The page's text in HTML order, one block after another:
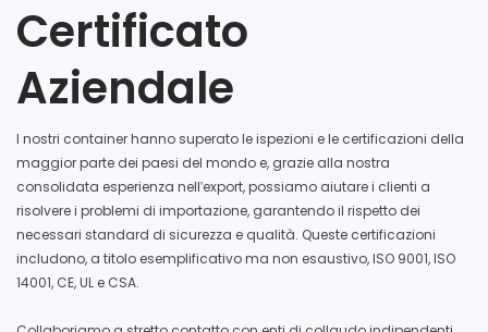
Certificato
Aziendale
I nostri container hanno superato le ispezioni e le certificazioni della
maggior parte dei paesi del mondo e, grazie alla nostra
consolidata esperienza nell'export, possiamo aiutare i clienti a
risolvere i problemi di importazione, garantendo il rispetto dei
necessari standard di sicurezza e qualità. Queste certificazioni
includono, a titolo esemplificativo ma non esaustivo, ISO 9001, ISO
14001, CE, UL e CSA.